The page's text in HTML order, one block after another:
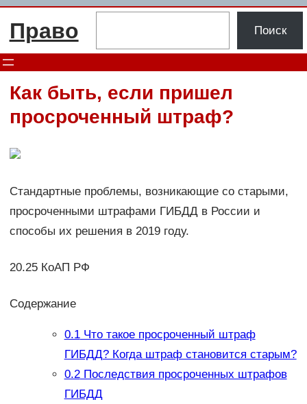
Перейти
Право Поиск
Как быть, если пришел
просроченный штраф?
Стандартные проблемы, возникающие со старыми,
просроченными штрафами ГИБДД в России и
способы их решения в 2019 году.
20.25 КоАП РФ
Содержание
0.1Что такое просроченный штраф
ГИБДД? Когда штраф становится старым?
0.2Последствия просроченных штрафов
ГИБДД